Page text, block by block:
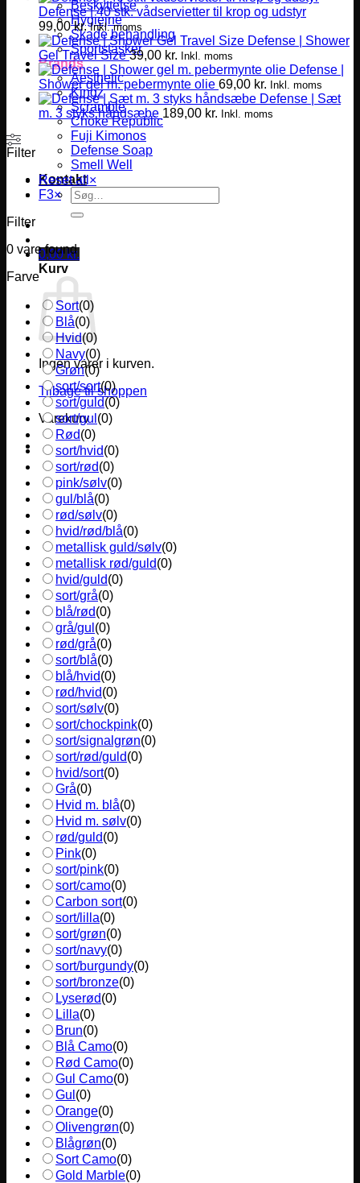
Beskyttelse
Hygiejne
Skade behandling
Sportstasker
Brands
Aesthetic
Kingz
Scramble
Choke Republic
Fuji Kimonos
Defense Soap
Smell Well
Kontakt
Søg
efter:
0,00 kr.
Kurv
Ingen varer i kurven.
Tilbage til shoppen
Varekurv
Defense | 40 stk. vådservietter til krop og udstyr
99,00kr. Inkl. moms
Defense | Shower
Gel Travel Size 39,00 kr. Inkl. moms
Defense |
Shower gel m. pebermynte olie 69,00 kr. Inkl. moms
Defense | Sæt
m. 3 styks håndsæbe 189,00 kr. Inkl. moms
Filter
Reset all ×
F3×
Filter
0 vare found
Farve
Sort(0)
Blå(0)
Hvid(0)
Navy(0)
Grøn(0)
sort/sort(0)
sort/guld(0)
sort/gul (0)
Rød(0)
sort/hvid(0)
sort/rød(0)
pink/sølv(0)
gul/blå(0)
rød/sølv(0)
hvid/rød/blå(0)
metallisk guld/sølv(0)
metallisk rød/guld(0)
hvid/guld(0)
sort/grå(0)
blå/rød(0)
grå/gul (0)
rød/grå(0)
sort/blå(0)
blå/hvid(0)
rød/hvid(0)
sort/sølv(0)
sort/chockpink(0)
sort/signalgrøn(0)
sort/rød/guld(0)
hvid/sort(0)
Grå(0)
Hvid m. blå(0)
Hvid m. sølv(0)
rød/guld(0)
Pink(0)
sort/pink(0)
sort/camo(0)
Carbon sort(0)
sort/lilla(0)
sort/grøn(0)
sort/navy(0)
sort/burgundy(0)
sort/bronze(0)
Lyserød(0)
Lilla(0)
Brun(0)
Blå Camo(0)
Rød Camo(0)
Gul Camo(0)
Gul (0)
Orange(0)
Olivengrøn(0)
Blågrøn(0)
Sort Camo(0)
Gold Marble(0)